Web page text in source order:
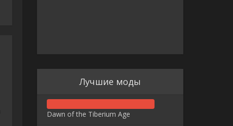
Лучшие моды
Dawn of the Tiberium Age